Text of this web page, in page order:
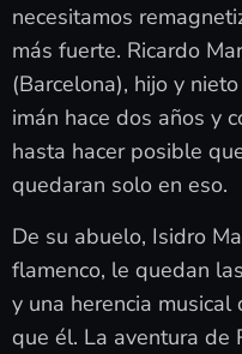
necesitamos
más fuerte. Ricardo
(Barcelona), hijo y
imán hace dos años y
hasta hacer posible
quedaran solo en eso.
De su abuelo, Isidro
flamenco, le quedan
y una herencia
que él. La aventura de